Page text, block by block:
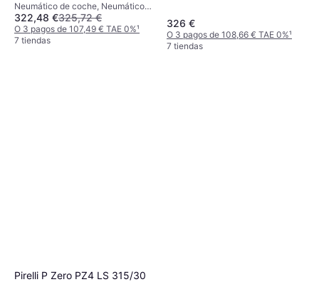
110Y XL PNCS
Neumático de coche, Neumáticos
para todas las estaciones, No,
Vehículo Utilitario Deportivo, Perfil
40 %, Índice de Velocidad Y (300
322,48 €325,72 €
O 3 pagos de 107,49 € TAE 0%¹
7 tiendas
326 €
O 3 pagos de 108,66 € TAE 0%¹
7 tiendas
Pirelli P Zero PZ4 LS 315/30